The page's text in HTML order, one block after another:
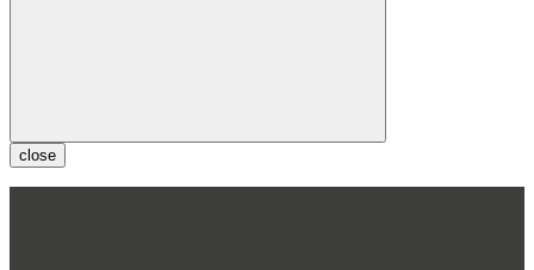
close